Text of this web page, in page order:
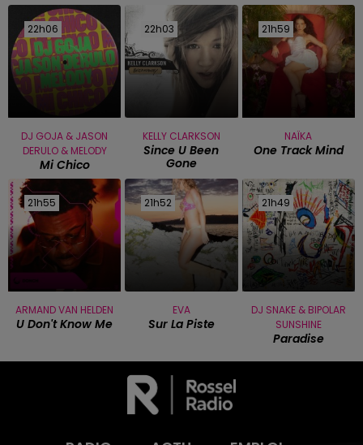
22h06
22h06
DJ GOJA & JASON
DERULO & MELODY
Mi Chico
22h03
22h03
KELLY CLARKSON
Since U Been
Gone
21h59
21h59
NAÏKA
One Track Mind
21h55
21h55
ARMAND VAN HELDEN
U Don't Know Me
21h52
21h52
EVA
Sur La Piste
21h49
21h49
DJ SNAKE & BIPOLAR
SUNSHINE
Paradise